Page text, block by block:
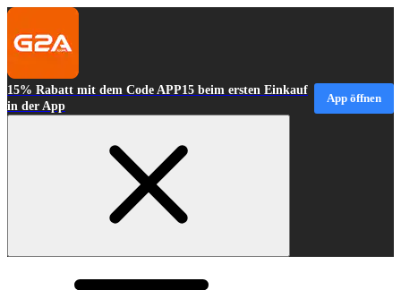
15% Rabatt mit dem Code APP15 beim ersten Einkauf
in der App
App öffnen